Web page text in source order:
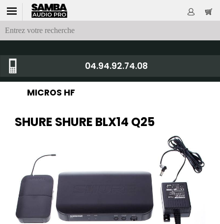
04.94.92.74.08
MICROS HF
SHURE SHURE BLX14 Q25